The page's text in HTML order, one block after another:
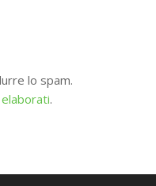
lo spam.
.